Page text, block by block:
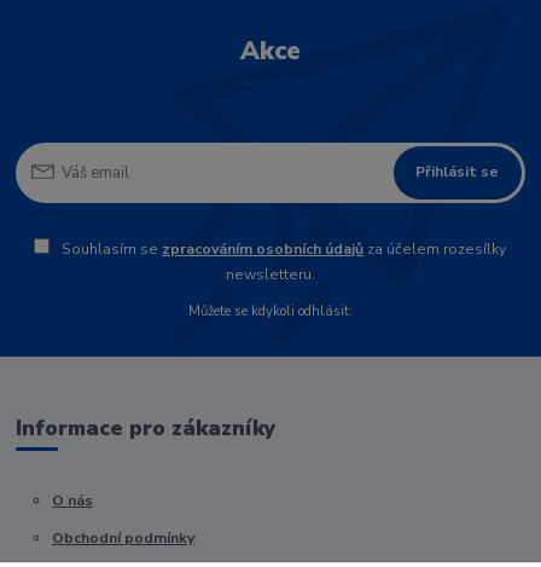
Akce
Přihlásit se
Souhlasím se zpracováním osobních údajů za účelem rozesílky
newsletteru.
Můžete se kdykoli odhlásit.
Informace pro zákazníky
O nás
Obchodní podmínky